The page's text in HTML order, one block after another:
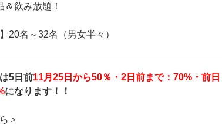
＆飲み放題！
20名～32名（男女半々）
5日前11月25日から50％・2日前まで：70%・前日
になります！！
＞